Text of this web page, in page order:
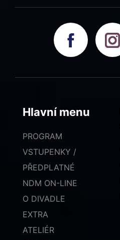
Hlavní menu
PROGRAM
VSTUPENKY /
PŘEDPLATNÉ
NDM ON-LINE
O DIVADLE
EXTRA
ATELIÉR